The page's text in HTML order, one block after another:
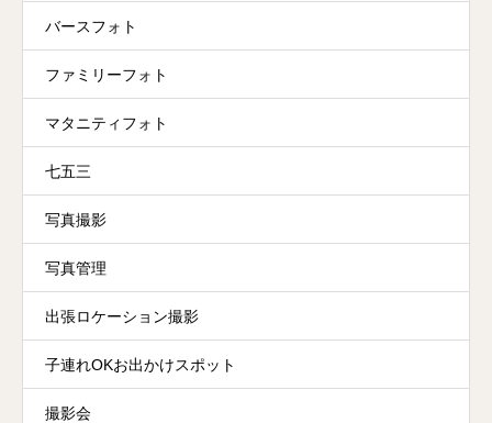
バースフォト
ファミリーフォト
マタニティフォト
七五三
写真撮影
写真管理
出張ロケーション撮影
子連れOKお出かけスポット
撮影会